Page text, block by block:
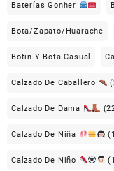
Baterías Gonher
Bota/Zapato/Huarache
Botin Y Bota Casual
Calzado De Caballero
Calzado De Dama
Calzado De Niña
Calzado De Niño